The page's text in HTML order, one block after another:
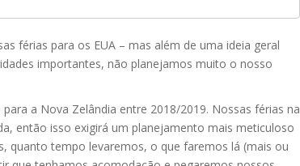
férias para os EUA – mas além de uma ideia geral
importantes, não planejamos muito o nosso
a Nova Zelândia entre 2018/2019. Nossas férias na
então isso exigirá um planejamento mais meticuloso
quanto tempo levaremos, o que faremos lá (mais ou